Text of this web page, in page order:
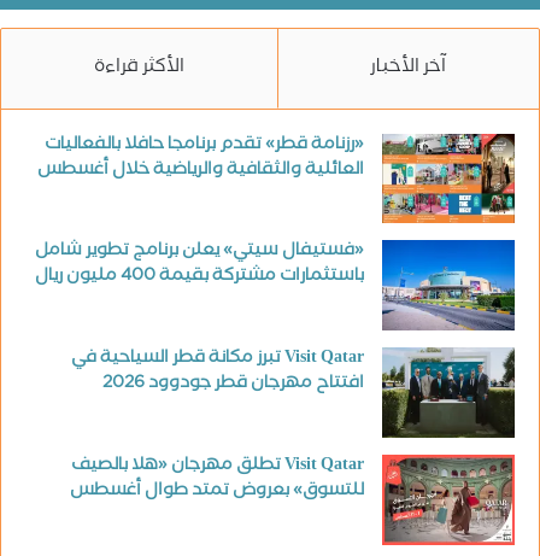
آخر الأخبار الأكثر قراءة
«رزنامة قطر» تقدم برنامجا حافلا بالفعاليات
العائلية والثقافية والرياضية خلال أغسطس
«فستيفال سيتي» يعلن برنامج تطوير شامل
باستثمارات مشتركة بقيمة 400 مليون ريال
Visit Qatar تبرز مكانة قطر السياحية في
افتتاح مهرجان قطر جودوود 2026
Visit Qatar تطلق مهرجان «هلا بالصيف
للتسوق» بعروض تمتد طوال أغسطس